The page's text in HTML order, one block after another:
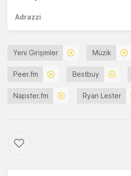
Adrazzi
Yeni Girişimler Müzik
Peer.fm Bestbuy
Napster.fm Ryan Lester